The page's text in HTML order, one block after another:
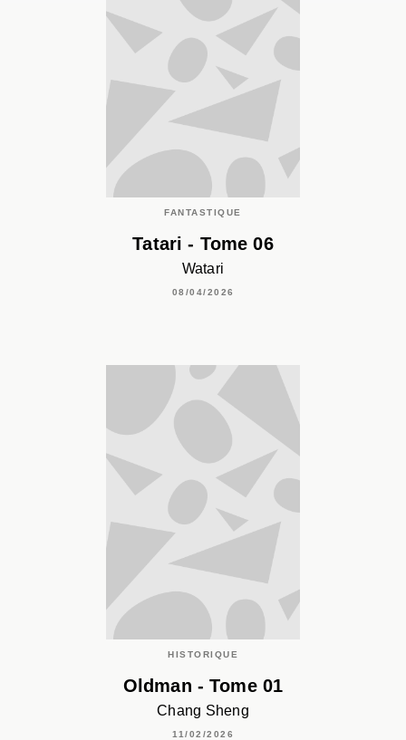
FANTASTIQUE
Tatari - Tome 06
Watari
08/04/2026
HISTORIQUE
Oldman - Tome 01
Chang Sheng
11/02/2026